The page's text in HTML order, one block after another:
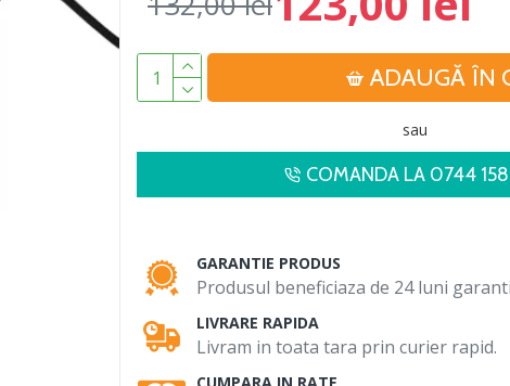
ADAUGĂ ÎN
sau
COMANDA LA 0744
GARANTIE PRODUS
Produsul beneficiaza de 24 luni
LIVRARE RAPIDA
Livram in toata tara prin curier rapid.